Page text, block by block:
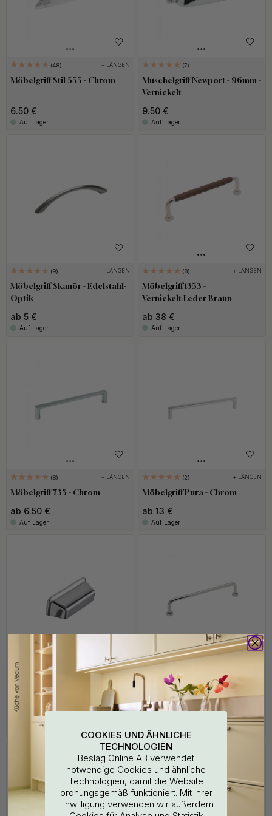
48 + LÄNGEN
Möbelgriff Stil 555 - Chrom
6.50 €
Auf Lager
7
Muschelgriff Newport - 96mm -
Vernickelt
9.50 €
Auf Lager
9 + LÄNGEN
Möbelgriff Skanör - Edelstahl-
Optik
ab 5 €
Auf Lager
8 + LÄNGEN
Möbelgriff 1353 -
Vernickelt/Leder Braun
ab 38 €
Auf Lager
8 + LÄNGEN
Möbelgriff 735 - Chrom
ab 6.50 €
Auf Lager
2 + LÄNGEN
Möbelgriff Pura - Chrom
ab 13 €
Auf Lager
+ FARBEN
Muschelgriff Equester - 64mm
- Vernickelt
10.80 €
Auf Lager
Möbelgriff Lounge - 160mm -
Chrom
COOKIES UND ÄHNLICHE
TECHNOLOGIEN
Beslag Online AB verwendet
notwendige Cookies und ähnliche
Technologien, damit die Website
ordnungsgemäß funktioniert. Mit Ihrer
Einwilligung verwenden wir außerdem
WOULD YOU RATHER VISIT?